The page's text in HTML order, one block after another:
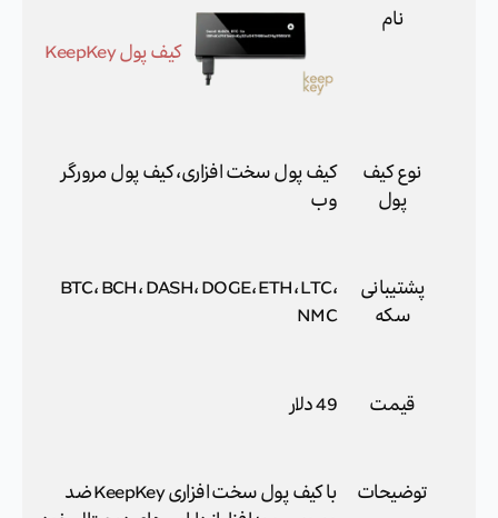
نام
کیف پول KeepKey
نوع کیف
پول
کیف پول سخت افزاری، کیف پول مرورگر
وب
پشتیبانی
سکه
BTC، BCH، DASH، DOGE، ETH، LTC،
NMC
قیمت 49 دلار
توضیحات
با کیف پول سخت افزاری KeepKey ضد